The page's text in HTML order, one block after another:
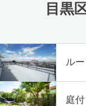
目黒
ル
庭付